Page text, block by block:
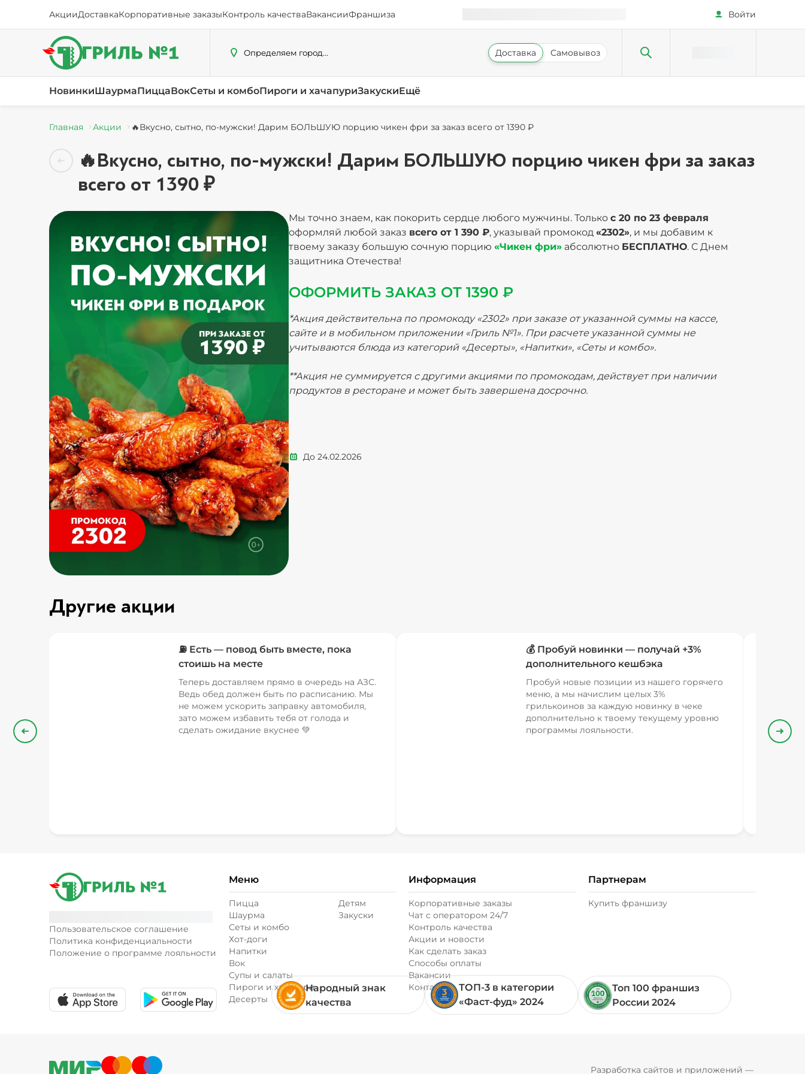
АкцииДоставкаКорпоративные заказыКонтроль качестваВакансииФраншиза Войти
Определяем город... Доставка Самовывоз
НовинкиШаурмаПиццаВокСеты и комбоПироги и хачапуриЗакускиЕщё
Главная Акции 🔥Вкусно, сытно, по-мужски! Дарим БОЛЬШУЮ порцию чикен фри за заказ всего от 1390 ₽
🔥Вкусно, сытно, по-мужски! Дарим БОЛЬШУЮ порцию чикен фри за заказ
всего от 1390 ₽
Мы точно знаем, как покорить сердце любого мужчины. Только с 20 по 23 февраля
оформляй любой заказ всего от 1 390 ₽, указывай промокод «2302», и мы добавим к
твоему заказу большую сочную порцию «Чикен фри» абсолютно БЕСПЛАТНО. С Днем
защитника Отечества!
ОФОРМИТЬ ЗАКАЗ ОТ 1390 ₽
*Акция действительна по промокоду «2302» при заказе от указанной суммы на кассе,
сайте и в мобильном приложении «Гриль №1». При расчете указанной суммы не
учитываются блюда из категорий «Десерты», «Напитки», «Сеты и комбо».
**Акция не суммируется с другими акциями по промокодам, действует при наличии
продуктов в ресторане и может быть завершена досрочно.
До 24.02.2026
Другие акции
Назад
⛽ Есть — повод быть вместе, пока
стоишь на месте
Теперь доставляем прямо в очередь на АЗС.
Ведь обед должен быть по расписанию. Мы
не можем ускорить заправку автомобиля,
зато можем избавить тебя от голода и
сделать ожидание вкуснее 💚
💰 Пробуй новинки — получай +3%
дополнительного кешбэка
Пробуй новые позиции из нашего горячего
меню, а мы начислим целых 3%
грилькоинов за каждую новинку в чеке
дополнительно к твоему текущему уровню
программы лояльности.
Пользовательское соглашение
Политика конфиденциальности
Положение о программе лояльности
Меню
Пицца
Шаурма
Сеты и комбо
Хот-доги
Напитки
Вок
Супы и салаты
Пироги и хачапури
Десерты
Детям
Закуски
Информация
Корпоративные заказы
Чат с оператором 24/7
Контроль качества
Акции и новости
Как сделать заказ
Способы оплаты
Вакансии
Контакты
Партнерам
Купить франшизу
Народный знак
качества
ТОП-3 в категории
«Фаст-фуд» 2024
Топ 100 франшиз
России 2024
Разработка сайтов и приложений —